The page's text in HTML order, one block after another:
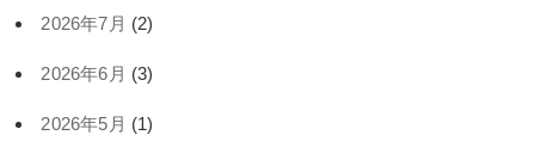
2026年7月 (2)
2026年6月 (3)
2026年5月 (1)